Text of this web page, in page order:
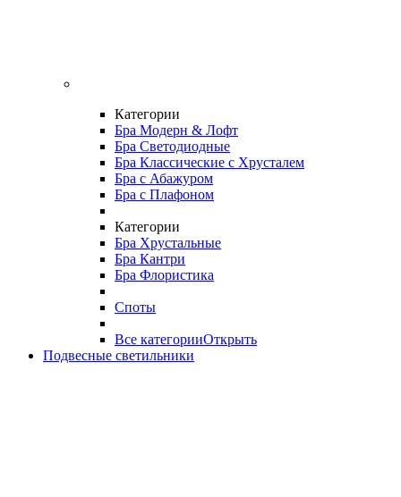
Категории
Бра Модерн & Лофт
Бра Светодиодные
Бра Классические с Хрусталем
Бра с Абажуром
Бра с Плафоном
Категории
Бра Хрустальные
Бра Кантри
Бра Флористика
Споты
Все категорииОткрыть
Подвесные светильники